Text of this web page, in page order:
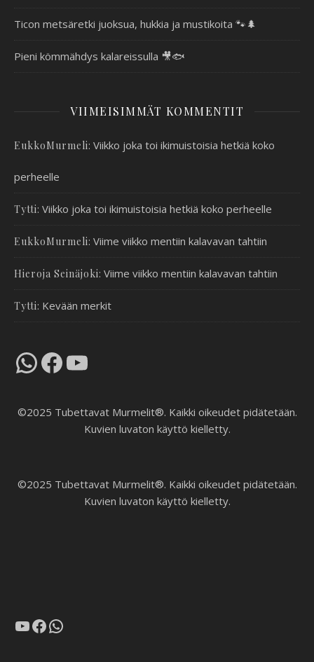
Ticon metsäretki juoksua, hukkia ja mustikoita 🐾🌲
Pieni kömmähdys kalareissulla 🎥🐟
VIIMEISIMMÄT KOMMENTIT
EukkoMurmeli: Viikko joka toi ikimuistoisia hetkiä koko
perheelle
Tytti: Viikko joka toi ikimuistoisia hetkiä koko perheelle
EukkoMurmeli: Viime viikko mentiin kalavavan tahtiin
Hieroja Seinäjoki: Viime viikko mentiin kalavavan tahtiin
Tytti: Kevään merkit
WhatsAppFacebook
YouTube
©2025 Tubettavat Murmelit®. Kaikki oikeudet pidätetään.
Kuvien luvaton käyttö kielletty.
©2025 Tubettavat Murmelit®. Kaikki oikeudet pidätetään.
Kuvien luvaton käyttö kielletty.
YouTube
Facebook
WhatsApp